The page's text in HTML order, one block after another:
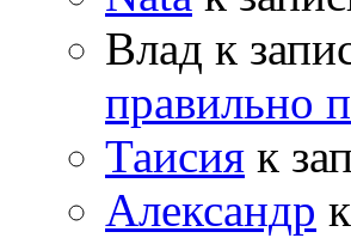
Влад к
правильно
Таисия к
Александр